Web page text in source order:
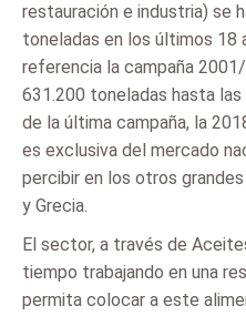
restauración e industria) se
toneladas en los últimos 18
referencia la campaña
631.200 toneladas hasta
de la última campaña, la
es exclusiva del mercado
percibir en los otros
y Grecia.
El sector, a través de
tiempo trabajando en una
permita colocar a este